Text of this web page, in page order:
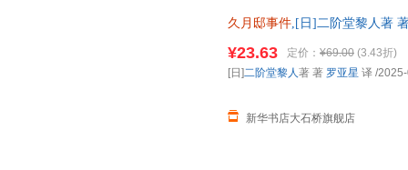
久月邸事件,[日]二阶堂黎人著
询：13284178503
¥23.63 定价： ¥69.00 (3.43折)
新华书店大石桥旗舰店
[日]二阶堂黎人著 著 罗亚星 译 /